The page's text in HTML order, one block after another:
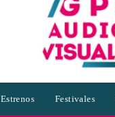
Estrenos Festivales